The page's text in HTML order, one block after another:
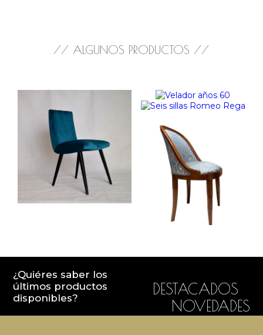
// ALGUNOS PRODUCTOS //
¿Quiéres saber los
últimos productos
disponibles?
DESTACADOS
NOVEDADES